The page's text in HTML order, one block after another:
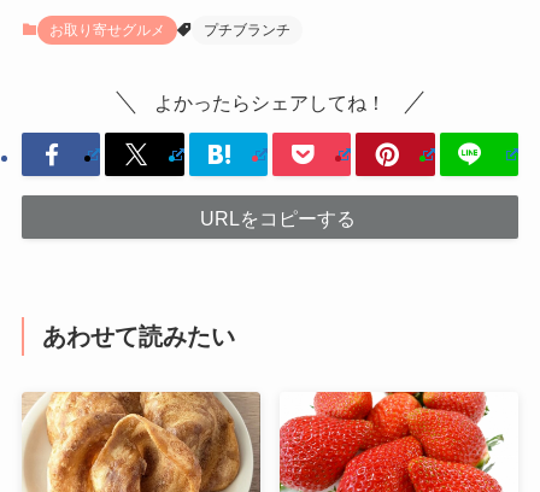
お取り寄せグルメ プチブランチ
よかったらシェアしてね！
URLをコピーする
あわせて読みたい